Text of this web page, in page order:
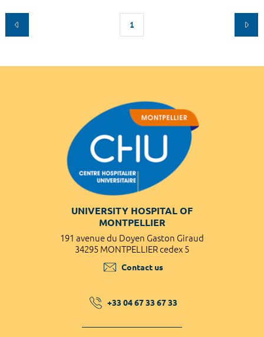
1
UNIVERSITY HOSPITAL OF
MONTPELLIER
191 avenue du Doyen Gaston Giraud
34295 MONTPELLIER cedex 5
Contact us
+33 04 67 33 67 33